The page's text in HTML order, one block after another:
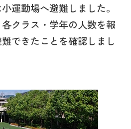
運動場へ避難しました。
クラス・学年の人数を報
できたことを確認しまし